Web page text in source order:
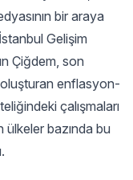
bir araya
Gelişim
Çiğdem, son
enflasyon-
çalışmaları
ülkeler bazında bu